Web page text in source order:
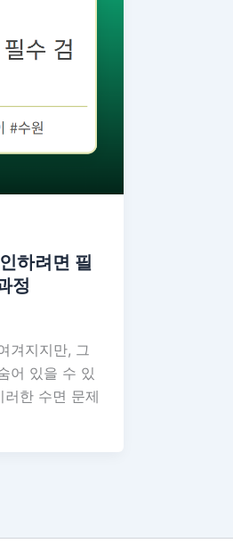
하려면 필
정
겨지지만, 그
어 있을 수 있
한 수면 문제